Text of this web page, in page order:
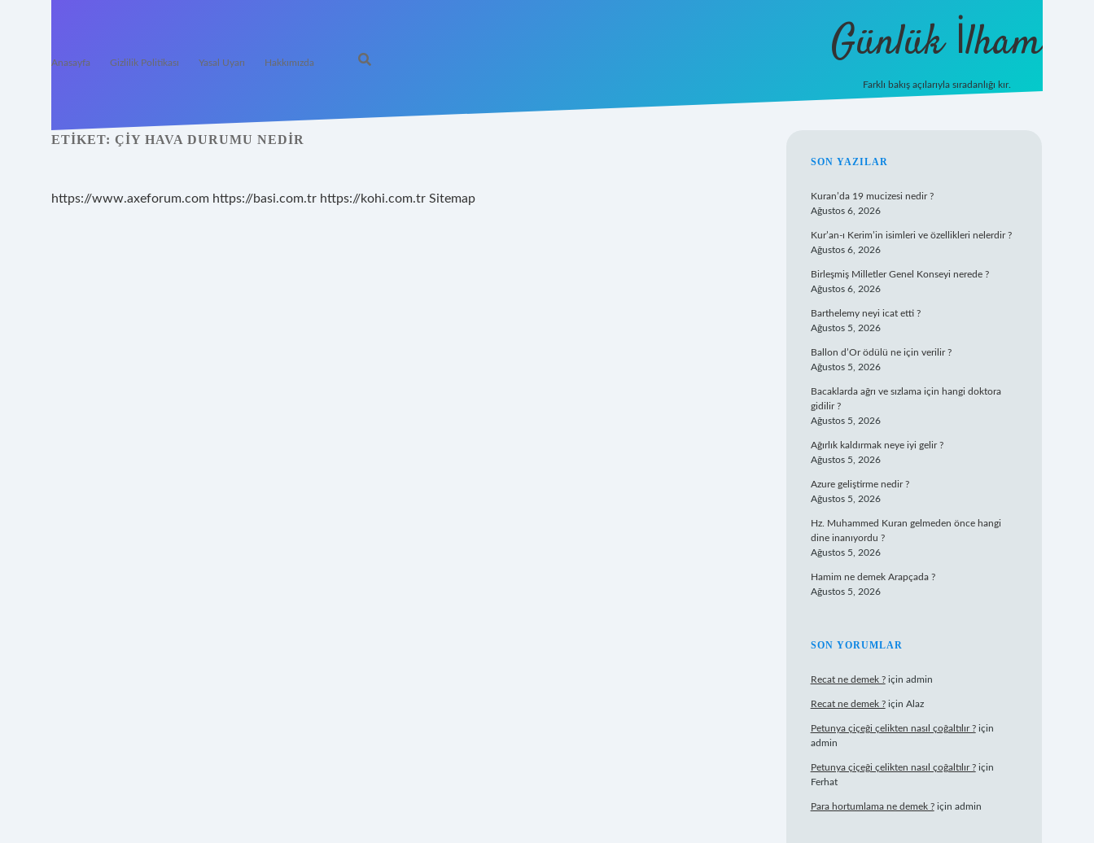
Anasayfa Gizlilik Politikası Yasal Uyarı Hakkımızda Günlük İlham
Farklı bakış açılarıyla sıradanlığı kır.
ETIKET: ÇIY HAVA DURUMU NEDIR
https://www.axeforum.com https://basi.com.tr https://kohi.com.tr Sitemap
SIDEBAR
SON YAZILAR
Kuran’da 19 mucizesi nedir ?
Ağustos 6, 2026
Kur’an-ı Kerim’in isimleri ve özellikleri nelerdir ?
Ağustos 6, 2026
Birleşmiş Milletler Genel Konseyi nerede ?
Ağustos 6, 2026
Barthelemy neyi icat etti ?
Ağustos 5, 2026
Ballon d’Or ödülü ne için verilir ?
Ağustos 5, 2026
Bacaklarda ağrı ve sızlama için hangi doktora
gidilir ?
Ağustos 5, 2026
Ağırlık kaldırmak neye iyi gelir ?
Ağustos 5, 2026
Azure geliştirme nedir ?
Ağustos 5, 2026
Hz. Muhammed Kuran gelmeden önce hangi
dine inanıyordu ?
Ağustos 5, 2026
Hamim ne demek Arapçada ?
Ağustos 5, 2026
SON YORUMLAR
Recat ne demek ?için admin
Recat ne demek ?için Alaz
Petunya çiçeği çelikten nasıl çoğaltılır ?için
admin
Petunya çiçeği çelikten nasıl çoğaltılır ?için
Ferhat
Para hortumlama ne demek ?için admin